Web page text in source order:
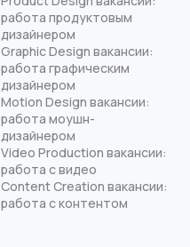
работа продуктовым
дизайнером
Graphic Design вакансии:
работа графическим
дизайнером
Motion Design вакансии:
работа моушн-
дизайнером
Video Production вакансии:
работа с видео
Content Creation вакансии:
работа с контентом